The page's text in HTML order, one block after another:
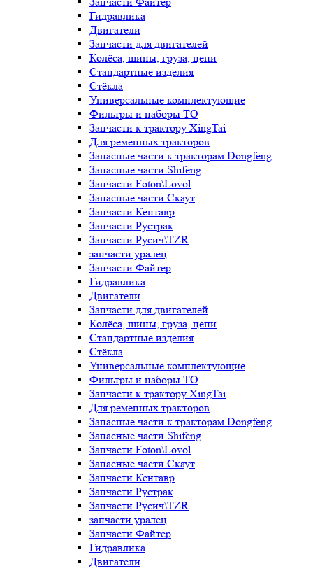
Гидравлика
Двигатели
Запчасти для двигателей
Колёса, шины, груза, цепи
Стандартные изделия
Стёкла
Универсальные комплектующие
Фильтры и наборы ТО
Запчасти к трактору XingTai
Для ременных тракторов
Запасные части к тракторам Dongfeng
Запасные части Shifeng
Запчасти Foton\Lovol
Запасные части Скаут
Запчасти Кентавр
Запчасти Рустрак
Запчасти Русич\TZR
запчасти уралец
Запчасти Файтер
Гидравлика
Двигатели
Запчасти для двигателей
Колёса, шины, груза, цепи
Стандартные изделия
Стёкла
Универсальные комплектующие
Фильтры и наборы ТО
Запчасти к трактору XingTai
Для ременных тракторов
Запасные части к тракторам Dongfeng
Запасные части Shifeng
Запчасти Foton\Lovol
Запасные части Скаут
Запчасти Кентавр
Запчасти Рустрак
Запчасти Русич\TZR
запчасти уралец
Запчасти Файтер
Гидравлика
Двигатели